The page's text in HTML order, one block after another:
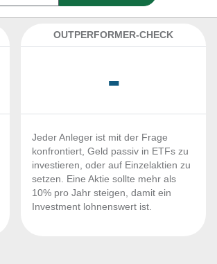
OUTPERFORMER-CHECK
-
Jeder Anleger ist mit der Frage
konfrontiert, Geld passiv in ETFs zu
investieren, oder auf Einzelaktien zu
setzen. Eine Aktie sollte mehr als
10% pro Jahr steigen, damit ein
Investment lohnenswert ist.